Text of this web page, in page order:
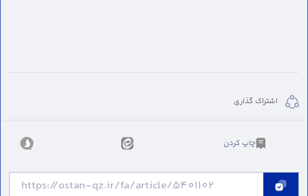
اشتراک گذاری
چاپ کردن